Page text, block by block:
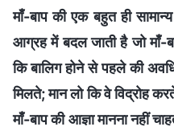
माँ-बाप की एक बहुत ही
आग्रह में बदल जाती है जो माँ-
कि बालिग होने से पहले की
मिलते; मान लो कि वे विद्रोह
माँ-बाप की आज्ञा मानना नहीं